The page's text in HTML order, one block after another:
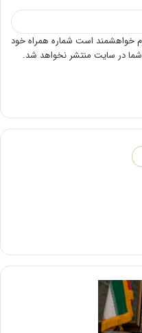
خواهشمند است شماره همراه خود
شما در سایت منتشر نخواهد شد.